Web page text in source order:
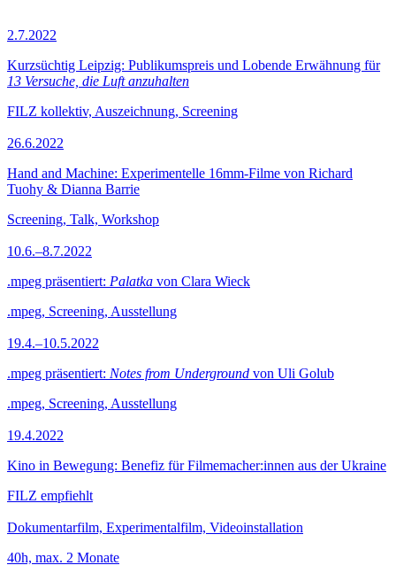
2.7.2022
Kurzsüchtig Leipzig: Publikumspreis und Lobende Erwähnung für
13 Versuche, die Luft anzuhalten
FILZ kollektiv, Auszeichnung, Screening
26.6.2022
Hand and Machine: Experimentelle 16mm-Filme von Richard
Tuohy & Dianna Barrie
Screening, Talk, Workshop
10.6.–8.7.2022
.mpeg präsentiert: Palatka von Clara Wieck
.mpeg, Screening, Ausstellung
19.4.–10.5.2022
.mpeg präsentiert: Notes from Underground von Uli Golub
.mpeg, Screening, Ausstellung
19.4.2022
Kino in Bewegung: Benefiz für Filmemacher:innen aus der Ukraine
FILZ empfiehlt
Dokumentarfilm, Experimentalfilm, Videoinstallation
40h, max. 2 Monate